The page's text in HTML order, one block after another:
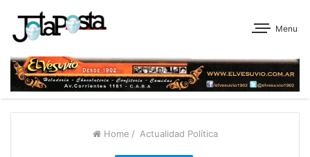
Menu
Home / Actualidad Política